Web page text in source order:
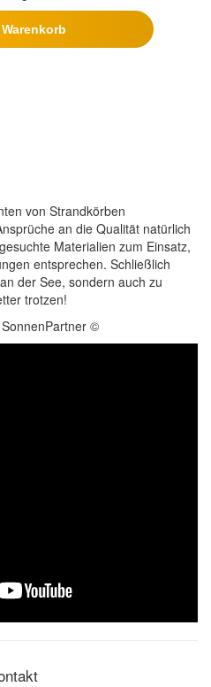
von Strandkörben
an die Qualität natürlich
Materialien zum Einsatz,
entsprechen. Schließlich
der See, sondern auch zu
trotzen!
©